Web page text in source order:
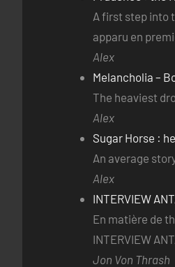
A first step into
apparu en
Alex
Melancholia –
The heaviest
Alex
Sugar Horse :
An average
Alex
INTERVIEW
En matière de
INTERVIEW
Jon Von Thrash